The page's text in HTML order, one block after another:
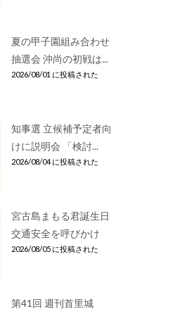
夏の甲子園組み合わせ
抽選会 沖尚の初戦は...
2026/08/01 に投稿された
知事選 立候補予定者向
けに説明会 「検討...
2026/08/04 に投稿された
宮古島まもる君誕生日
交通安全を呼びかけ
2026/08/05 に投稿された
第41回 週刊首里城